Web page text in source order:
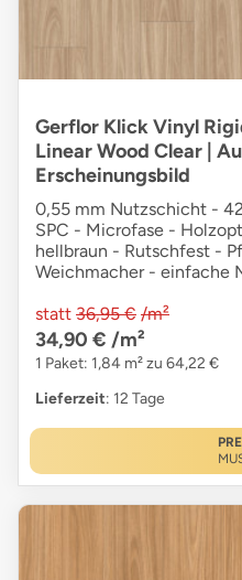
Gerflor Klick Vinyl
Linear Wood Clear |
Erscheinungsbild
0,55 mm Nutzschicht -
SPC - Microfase -
hellbraun - Rutschfest -
Weichmacher - einfache
statt 36,95 € /m²
34,90 € /m²
1 Paket: 1,84 m² zu 64,22 €
Lieferzeit: 12 Tage